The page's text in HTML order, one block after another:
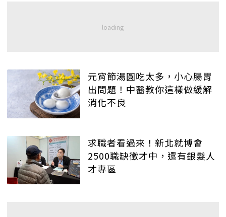
元宵節湯圓吃太多，小心腸胃
出問題！中醫教你這樣做緩解
消化不良
求職者看過來！新北就博會
2500職缺徵才中，還有銀髮人
才專區